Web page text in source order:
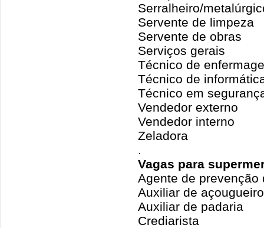
Serralheiro/
Servente de limpeza
Servente de obras
Serviços gerais
Técnico de
Técnico de
Técnico em
Vendedor externo
Vendedor interno
Zeladora
.
Vagas para
Agente de prevenção
Auxiliar de açougueiro
Auxiliar de padaria
Crediarista